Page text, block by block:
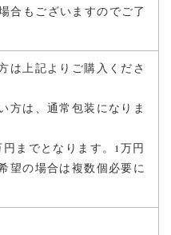
合もございますのでご了
は上記よりご購入くださ
方は、通常包装になりま
までとなります。1万円
望の場合は複数個必要に